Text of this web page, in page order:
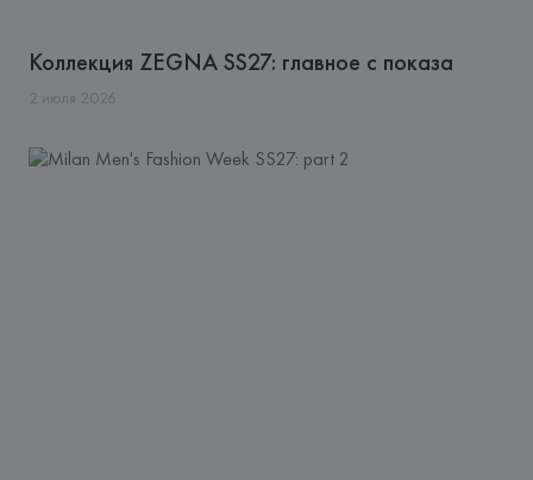
Коллекция ZEGNA SS27: главное с показа
2 июля 2026